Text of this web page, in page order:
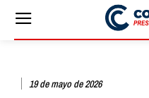
19 de mayo de 2026